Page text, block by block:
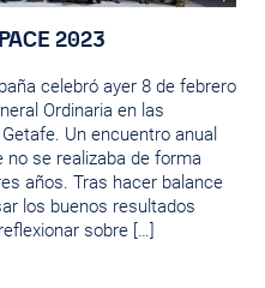
2023
celebró ayer 8 de febrero
Ordinaria en las
Un encuentro anual
se realizaba de forma
años. Tras hacer balance
los buenos resultados
sobre […]